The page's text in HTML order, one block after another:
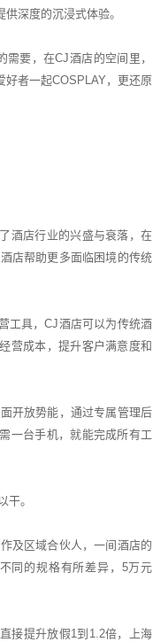
深度的沉浸式体验。
要，在CJ酒店的空间里，
好者一起COSPLAY，更还原
酒店行业的兴盛与衰落，在
店帮助更多面临困境的传统
工具，CJ酒店可以为传统酒
营成本，提升客户满意度和
开放势能，通过专属管理后
一台手机，就能完成所有工
干。
及区域合伙人，一间酒店的
同的规格有所差异，5万元
接提升放假1到1.2倍，上海